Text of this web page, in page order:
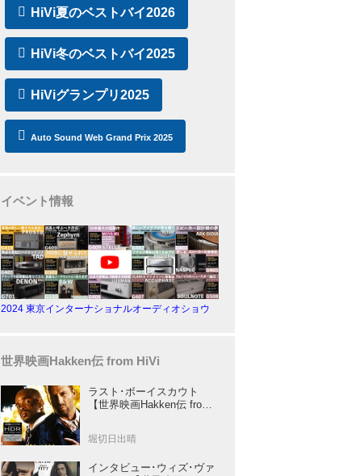
HiVi夏のベストバイ2026
HiVi冬のベストバイ2025
HiViグランプリ2025
Auto Sound Web Grand Prix 2025
イベント情報
2024 東京インターナショナルオーディオショウ
世界映画Hakken伝 from HiVi
ラスト･ボーイスカウト
【世界映画Hakken伝 from
が放つ負け犬アクションの
堀切日出晴
インタビュー･ウィズ･ヴァ